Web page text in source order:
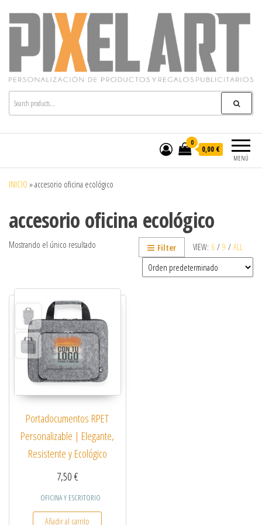
Pixelart
Especialistas en textil publicitario y regalos
personalizados en móstoles
MENÚ
0
0,00 €
INICIO »accesorio oficina ecológico
accesorio oficina ecológico
VIEW: 6 / 9 / ALL
Filter
Mostrando el único resultado
Portadocumentos RPET
Personalizable | Elegante,
Resistente y Ecológico
7,50€
OFICINA Y ESCRITORIO
Añadir al carrito